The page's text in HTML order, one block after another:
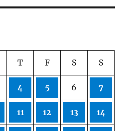
T F S S
4 5 6 7
11 12 13 14